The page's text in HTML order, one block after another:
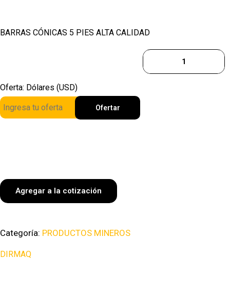
BARRAS CÓNICAS 5 PIES ALTA CALIDAD
Oferta: Dólares (USD)
Ofertar
Agregar a la cotización
Categoría: PRODUCTOS MINEROS
DIRMAQ